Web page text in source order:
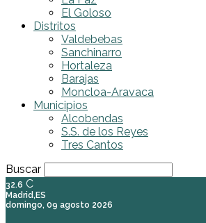
El Goloso
Distritos
Valdebebas
Sanchinarro
Hortaleza
Barajas
Moncloa-Aravaca
Municipios
Alcobendas
S.S. de los Reyes
Tres Cantos
Buscar
32.6 C
Madrid,ES
domingo, 09 agosto 2026